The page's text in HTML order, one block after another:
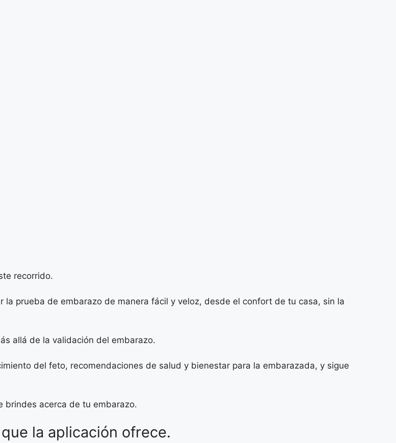
recorrido.
prueba de embarazo de manera fácil y veloz, desde el confort de tu casa, sin la
allá de la validación del embarazo.
del feto, recomendaciones de salud y bienestar para la embarazada, y sigue
brindes acerca de tu embarazo.
la aplicación ofrece.